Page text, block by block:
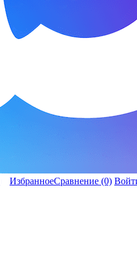
ИзбранноеСравнение (0)